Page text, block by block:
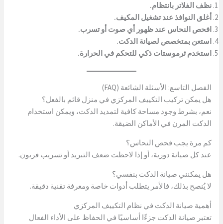
نظف الفلاتر بانتظام.
أغلق النوافذ عند تشغيل المكيف.
افحص النحاس عند ظهور أي صوت أو تسرب.
استعن بمتخصص لصيانة الدكت.
استخدم ثرموستات ذكي للتحكم في الحرارة.
الفصل التاسع: الأسئلة الشائعة (FAQ)
هل يمكن تركيب التكييف المركزي في منزل قائم بالفعل؟
نعم، بشرط وجود مساحة كافية لتمديد الدكت، ويمكن استخدام
الدكت المرن في الأماكن الضيقة.
كم مرة يجب فحص النحاس؟
عند كل صيانة دورية، أو إذا لاحظت ضعف التبريد أو تسريب فريون.
هل يمكنني صيانة الدكت بنفسي؟
لا يُنصح بذلك، فالأمر يتطلب أدوات خاصة ومعرفة تقنية دقيقة.
أهمية صيانة الدكت في نظام التكييف المركزي
تعتبر صيانة الدكت جزءًا أساسيًا في الحفاظ على الأداء الفعال